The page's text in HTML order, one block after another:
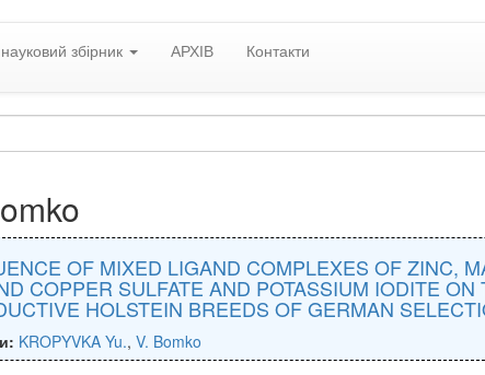
збірник АРХІВ Контакти
OF MIXED LIGAND COMPLEXES OF ZINC,
COPPER SULFATE AND POTASSIUM IODITE
HOLSTEIN BREEDS OF GERMAN
KROPYVKA Yu., V. Bomko